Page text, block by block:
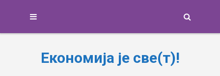
Економија је све(т)!